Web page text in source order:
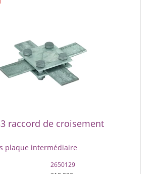
raccord de croisement
plaque intermédiaire
2650129